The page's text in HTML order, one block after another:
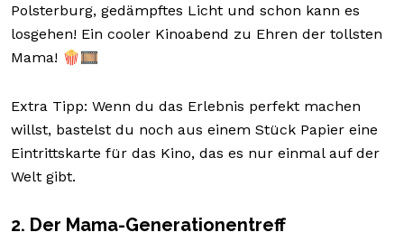
Polsterburg, gedämpftes Licht und schon kann es
losgehen! Ein cooler Kinoabend zu Ehren der tollsten
Mama! 🍿🎞️
Extra Tipp: Wenn du das Erlebnis perfekt machen
willst, bastelst du noch aus einem Stück Papier eine
Eintrittskarte für das Kino, das es nur einmal auf der
Welt gibt.
2. Der Mama-Generationentreff